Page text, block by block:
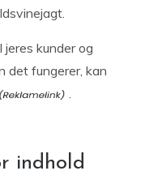
kunder og
det fungerer, kan
.
indhold